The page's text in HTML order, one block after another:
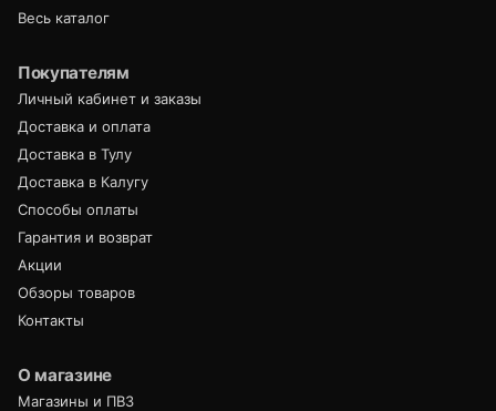
Весь каталог
Покупателям
Личный кабинет и заказы
Доставка и оплата
Доставка в Тулу
Доставка в Калугу
Способы оплаты
Гарантия и возврат
Акции
Обзоры товаров
Контакты
О магазине
Магазины и ПВЗ